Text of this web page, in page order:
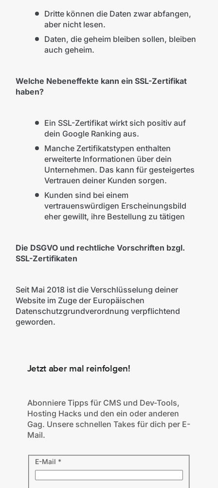
Dritte können die Daten zwar abfangen,
aber nicht lesen.
Daten, die geheim bleiben sollen, bleiben
auch geheim.
Welche Nebeneffekte kann ein SSL-Zertifikat
haben?
Ein SSL-Zertifikat wirkt sich positiv auf
dein Google Ranking aus.
Manche Zertifikatstypen enthalten
erweiterte Informationen über dein
Unternehmen. Das kann für gesteigertes
Vertrauen deiner Kunden sorgen.
Kunden sind bei einem
vertrauenswürdigen Erscheinungsbild
eher gewillt, ihre Bestellung zu tätigen
Die DSGVO und rechtliche Vorschriften bzgl.
SSL-Zertifikaten
Seit Mai 2018 ist die Verschlüsselung deiner
Website im Zuge der Europäischen
Datenschutzgrundverordnung verpflichtend
geworden.
Jetzt aber mal reinfolgen!
Abonniere Tipps für CMS und Dev-Tools,
Hosting Hacks und den ein oder anderen
Gag. Unsere schnellen Takes für dich per E-
Mail.
E-Mail *